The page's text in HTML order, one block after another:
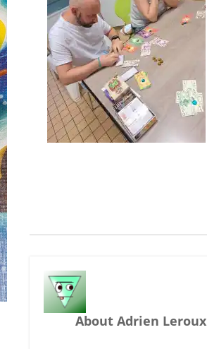
About Adrien Leroux